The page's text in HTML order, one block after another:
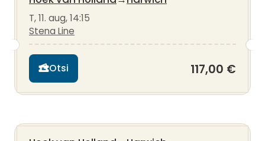
T, 11. aug, 14:15
Stena Line
Otsi 117,00 €